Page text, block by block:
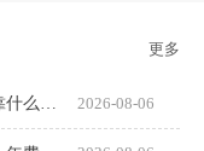
更多
2026-08-06